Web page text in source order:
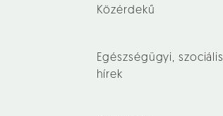
Közérdekű
Egészségügyi, szociális
hírek